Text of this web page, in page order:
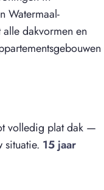
Watermaal-
dakvormen en
volledig plat dak —
15 jaar